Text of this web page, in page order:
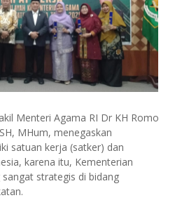
Menteri Agama RI Dr KH Romo
MHum, menegaskan
satuan kerja (satker) dan
karena itu, Kementerian
strategis di bidang